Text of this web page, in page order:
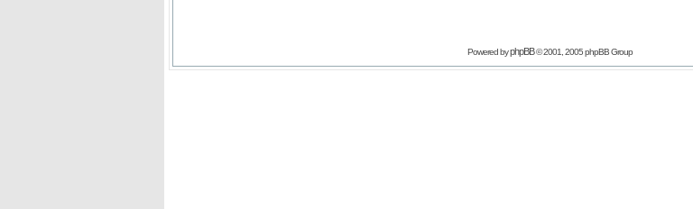
Powered byphpBB© 2001, 2005 phpBB Group